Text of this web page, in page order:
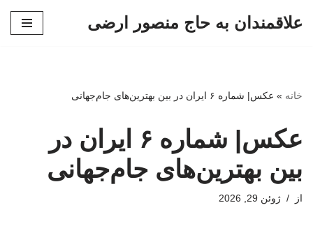
علاقمندان به حاج منصور ارضی
خانه » عکس| شماره ۶ ایران در بین بهترین‌های جام‌جهانی
عکس| شماره ۶ ایران در
بین بهترین‌های جام‌جهانی
از ژوئن 29, 2026